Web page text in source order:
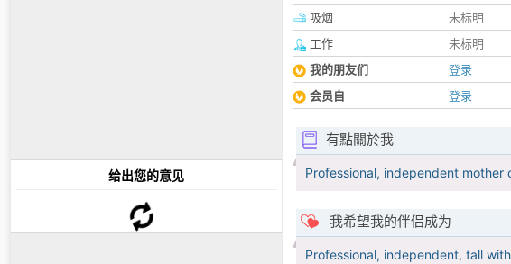
给出您的意见
吸烟
未标明
工作
未标明
我的朋友们
登录
会员自
登录
有點關於我
Professional, independent
我希望我的伴侣成为
Professional, independent, tall